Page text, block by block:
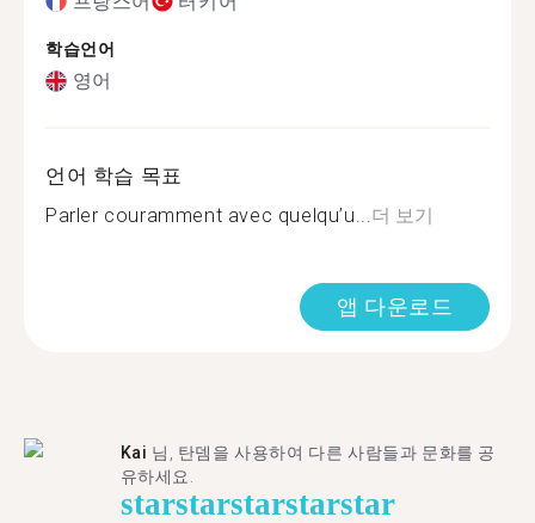
학습언어
영어
언어 학습 목표
Parler couramment avec quelqu’u...더 보기
앱 다운로드
Kai 님, 탄뎀을 사용하여 다른 사람들과 문화를 공
유하세요.
starstarstarstarstar